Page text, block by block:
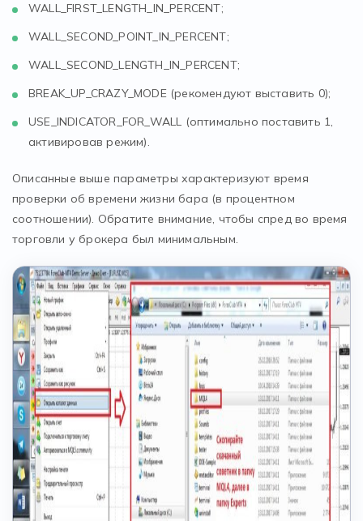
WALL_FIRST_LENGTH_IN_PERCENT;
WALL_SECOND_POINT_IN_PERCENT;
WALL_SECOND_LENGTH_IN_PERCENT;
BREAK_UP_CRAZY_MODE (рекомендуют выставить 0);
USE_INDICATOR_FOR_WALL (оптимально поставить 1,
активировав режим).
Описанные выше параметры характеризуют время
проверки об времени жизни бара (в процентном
соотношении). Обратите внимание, чтобы спред во время
торговли у брокера был минимальным.